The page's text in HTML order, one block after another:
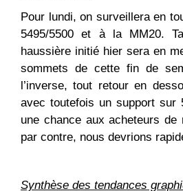
Pour lundi, on surveillera en
5495/5500 et à la MM20.
haussière initié hier sera en
sommets de cette fin de
l’inverse, tout retour en
avec toutefois un support sur
une chance aux acheteurs
par contre, nous devrions
Synthèse des tendances